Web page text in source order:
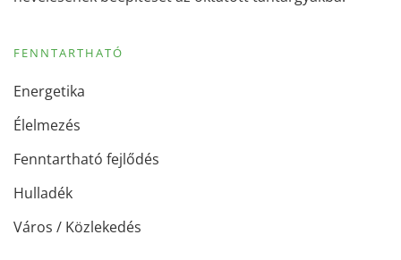
FENNTARTHATÓ
Energetika
Élelmezés
Fenntartható fejlődés
Hulladék
Város / Közlekedés